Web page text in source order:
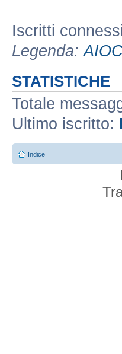
Iscritti
Legenda:
STATISTICHE
Totale
Ultimo iscritto:
Indice